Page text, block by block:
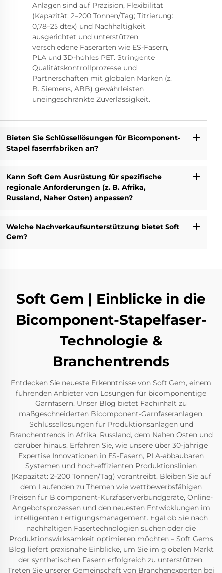
Anlagen sind auf Präzision, Flexibilität
(Kapazität: 2–200 Tonnen/Tag; Titrierung:
0,78–25 dtex) und Nachhaltigkeit
ausgerichtet und unterstützen
verschiedene Faserarten wie ES-Fasern,
PLA und 3D-hohles PET. Stringente
Qualitätskontrollprozesse und
Partnerschaften mit globalen Marken (z.
B. Siemens, ABB) gewährleisten
uneingeschränkte Zuverlässigkeit.
Bieten Sie Schlüssellösungen für Bicomponent-
Stapel faserrfabriken an?
Kann Soft Gem Ausrüstung für spezifische
regionale Anforderungen (z. B. Afrika,
Russland, Naher Osten) anpassen?
Welche Nachverkaufsunterstützung bietet Soft
Gem?
Soft Gem | Einblicke in die
Bicomponent-Stapelfaser-
Technologie &
Branchentrends
Entdecken Sie neueste Erkenntnisse von Soft Gem, einem
führenden Anbieter von Lösungen für bicomponentige
Garnfasern. Unser Blog bietet Fachinhalt zu
maßgeschneiderten Bicomponent-Garnfaseranlagen,
Schlüssellösungen für Produktionsanlagen und
Branchentrends in Afrika, Russland, dem Nahen Osten und
darüber hinaus. Erfahren Sie, wie unsere über 30-jährige
Expertise Innovationen in ES-Fasern, PLA-abbaubaren
Systemen und hoch-effizienten Produktionslinien
(Kapazität: 2–200 Tonnen/Tag) vorantreibt. Bleiben Sie auf
dem Laufenden zu Themen wie wettbewerbsfähigen
Preisen für Bicomponent-Kurzfaserverbundgeräte, Online-
Angebotsprozessen und den neuesten Entwicklungen im
intelligenten Fertigungsmanagement. Egal ob Sie nach
nachhaltigen Fasertechnologien suchen oder die
Produktionswirksamkeit optimieren möchten – Soft Gems
Blog liefert praxisnahe Einblicke, um Sie im globalen Markt
der synthetischen Fasern erfolgreich zu unterstützen.
Treten Sie unserer Gemeinschaft von Branchenexperten bei